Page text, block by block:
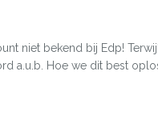
niet bekend bij Edp!
a.u.b. Hoe we dit best